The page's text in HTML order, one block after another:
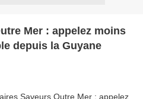
Mer : appelez moins
depuis la Guyane